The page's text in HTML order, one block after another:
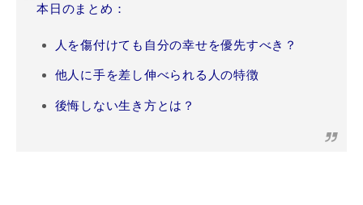
本日のまとめ：
人を傷付けても自分の幸せを優先すべき？
他人に手を差し伸べられる人の特徴
後悔しない生き方とは？